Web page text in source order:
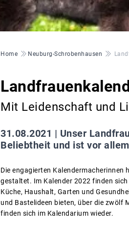
Pfadnavigation
Home Neuburg-Schrobenhausen
Mit Leidenschaft und
31.08.2021 | Unser
Beliebtheit und ist vor
Die engagierten Kalendermacherinnen
gestaltet. Im Kalender 2022 finden
Küche, Haushalt, Garten und
und Bastelideen bieten, über die zwölf
finden sich im Kalendarium wieder.